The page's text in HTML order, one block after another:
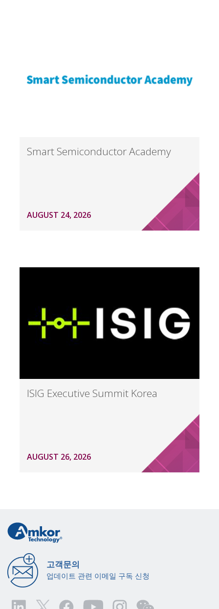
Smart Semiconductor Academy
AUGUST 24, 2026
ISIG Executive Summit Korea
AUGUST 26, 2026
고객문의
업데이트 관련 이메일 구독 신청